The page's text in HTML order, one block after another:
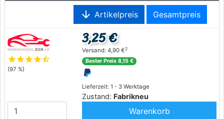
arrow_downward Artikelpreis Gesamtpreis
starstarstarstarstar_half
(97 %)
Lieferzeit: 1 - 3 Werktage
Zustand: Fabrikneu
3,25 €
Versand: 4,90 €2
Bester Preis 8,15 €
Warenkorb